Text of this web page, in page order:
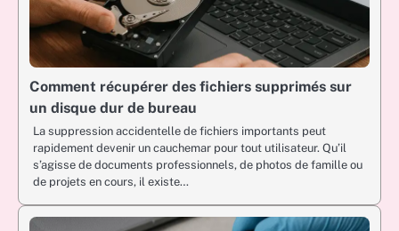
Comment récupérer des fichiers supprimés sur
un disque dur de bureau
La suppression accidentelle de fichiers importants peut
rapidement devenir un cauchemar pour tout utilisateur. Qu’il
s’agisse de documents professionnels, de photos de famille ou
de projets en cours, il existe…